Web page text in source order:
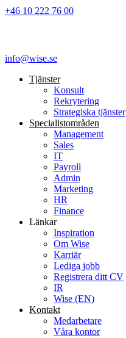
+46 10 222 76 00
info@wise.se
Tjänster
Konsult
Rekrytering
Strategiska tjänster
Specialist­områden
Management
Sales
IT
Payroll
Admin
Marketing
HR
Finance
Länkar
Inspiration
Om Wise
Karriär
Lediga jobb
Registrera ditt CV
IR
Wise (EN)
Kontakt
Medarbetare
Våra kontor